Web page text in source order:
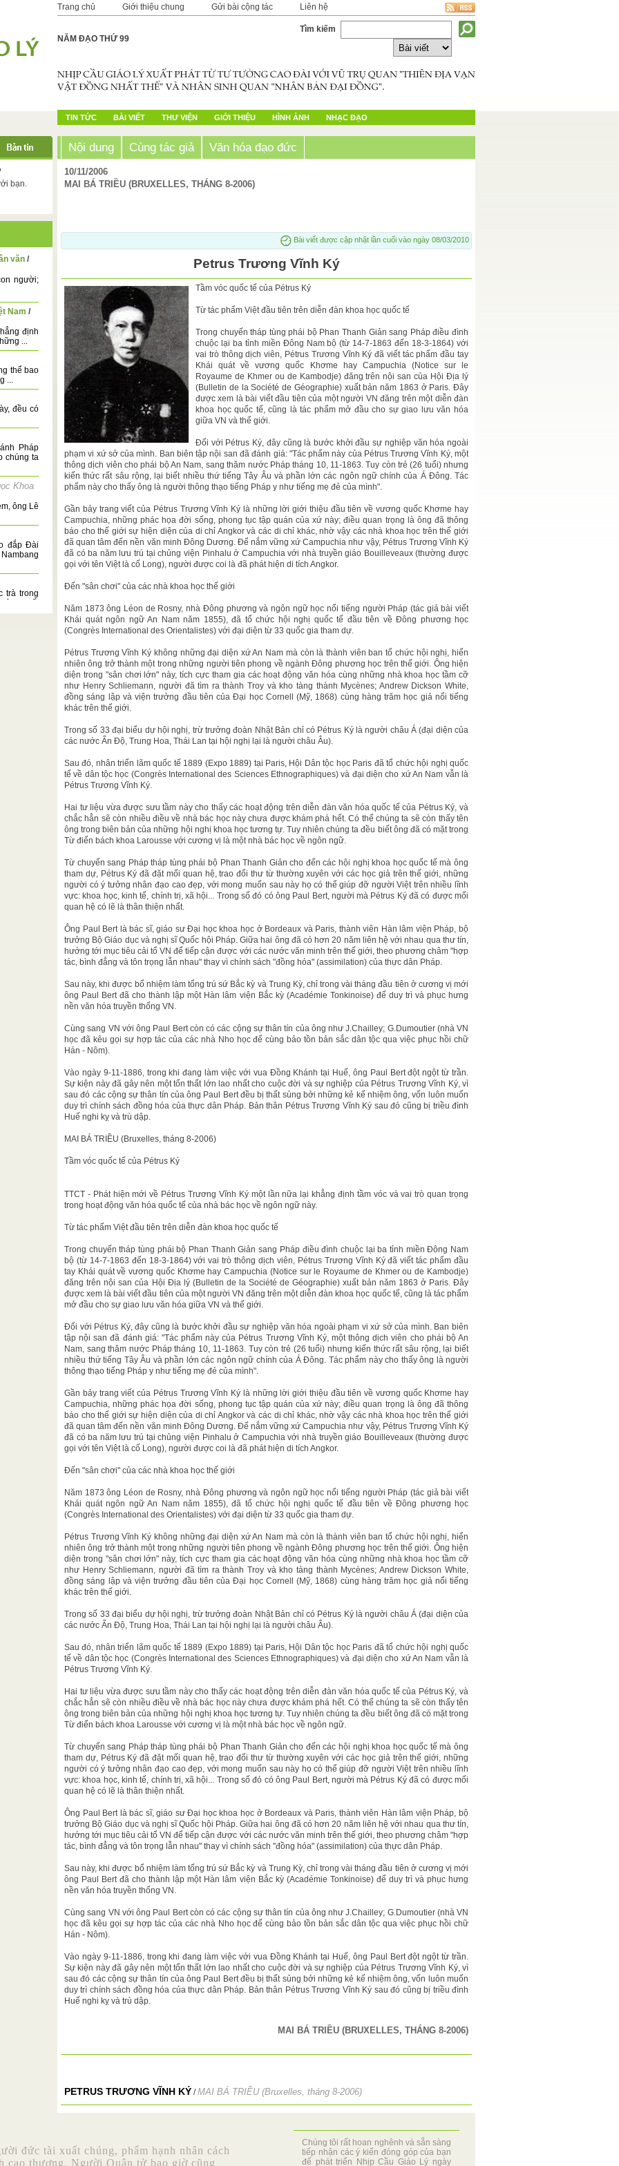
Trang chủ Giới thiệu chung Gửi bài cộng tác Liên hệ
NĂM ĐẠO THỨ 99
Tìm kiếm
TIN TỨC BÀI VIẾT THƯ VIỆN GIỚI THIỆU HÌNH ẢNH NHẠC ĐẠO
bạn.
văn /
người;
Nam /
định
...
thể bao
...
đều có
Pháp
chúng ta
Khoa
ông Lê
đắp Đài
trà trong
Nội dung Cùng tác giả Văn hóa đạo đức
10/11/2006
MAI BÁ TRIỀU (BRUXELLES, THÁNG 8-2006)
Bài viết được cập nhật lần cuối vào ngày 08/03/2010
Petrus Trương Vĩnh Ký
Tầm vóc quốc tế của Pétrus Ký
Từ tác phẩm Việt đầu tiên trên diễn đàn khoa học quốc tế
Trong chuyến tháp tùng phái bộ Phan Thanh Giản sang Pháp điều đình
chuộc lại ba tỉnh miền Đông Nam bộ (từ 14-7-1863 đến 18-3-1864) với
vai trò thông dịch viên, Pétrus Trương Vĩnh Ký đã viết tác phẩm đầu tay
Khái quát về vương quốc Khơme hay Campuchia (Notice sur le
Royaume de Khmer ou de Kambodje) đăng trên nội san của Hội Địa lý
(Bulletin de la Société de Géographie) xuất bản năm 1863 ở Paris. Đây
được xem là bài viết đầu tiên của một người VN đăng trên một diễn đàn
khoa học quốc tế, cũng là tác phẩm mở đầu cho sự giao lưu văn hóa
giữa VN và thế giới.
Đối với Pétrus Ký, đây cũng là bước khởi đầu sự nghiệp văn hóa ngoài
phạm vi xứ sở của mình. Ban biên tập nội san đã đánh giá: "Tác phẩm này của Pétrus Trương Vĩnh Ký, một
thông dịch viên cho phái bộ An Nam, sang thăm nước Pháp tháng 10, 11-1863. Tuy còn trẻ (26 tuổi) nhưng
kiến thức rất sâu rộng, lại biết nhiều thứ tiếng Tây Âu và phần lớn các ngôn ngữ chính của Á Đông. Tác
phẩm này cho thấy ông là người thông thạo tiếng Pháp y như tiếng mẹ đẻ của mình".
Gần bảy trang viết của Pétrus Trương Vĩnh Ký là những lời giới thiệu đầu tiên về vương quốc Khơme hay
Campuchia, những phác họa đời sống, phong tục tập quán của xứ này; điều quan trọng là ông đã thông
báo cho thế giới sự hiện diện của di chỉ Angkor và các di chỉ khác, nhờ vậy các nhà khoa học trên thế giới
đã quan tâm đến nền văn minh Đông Dương. Để nắm vững xứ Campuchia như vậy, Pétrus Trương Vĩnh Ký
đã có ba năm lưu trú tại chủng viện Pinhalu ở Campuchia với nhà truyền giáo Bouilleveaux (thường được
gọi với tên Việt là cố Long), người được coi là đã phát hiện di tích Angkor.
Đến "sân chơi" của các nhà khoa học thế giới
Năm 1873 ông Léon de Rosny, nhà Đông phương và ngôn ngữ học nổi tiếng người Pháp (tác giả bài viết
Khái quát ngôn ngữ An Nam năm 1855), đã tổ chức hội nghị quốc tế đầu tiên về Đông phương học
(Congrès International des Orientalistes) với đại diện từ 33 quốc gia tham dự.
Pétrus Trương Vĩnh Ký không những đại diện xứ An Nam mà còn là thành viên ban tổ chức hội nghị, hiển
nhiên ông trở thành một trong những người tiên phong về ngành Đông phương học trên thế giới. Ông hiện
diện trong "sân chơi lớn" này, tích cực tham gia các hoạt động văn hóa cùng những nhà khoa học tầm cỡ
như Henry Schliemann, người đã tìm ra thành Troy và kho tàng thành Mycènes; Andrew Dickson White,
đồng sáng lập và viện trưởng đầu tiên của Đại học Cornell (Mỹ, 1868) cùng hàng trăm học giả nổi tiếng
khác trên thế giới.
Trong số 33 đại biểu dự hội nghị, trừ trưởng đoàn Nhật Bản chỉ có Pétrus Ký là người châu Á (đại diện của
các nước Ấn Độ, Trung Hoa, Thái Lan tại hội nghị lại là người châu Âu).
Sau đó, nhân triển lãm quốc tế 1889 (Expo 1889) tại Paris, Hội Dân tộc học Paris đã tổ chức hội nghị quốc
tế về dân tộc học (Congrès International des Sciences Ethnographiques) và đại diện cho xứ An Nam vẫn là
Pétrus Trương Vĩnh Ký.
Hai tư liệu vừa được sưu tầm này cho thấy các hoạt động trên diễn đàn văn hóa quốc tế của Pétrus Ký, và
chắc hẳn sẽ còn nhiều điều về nhà bác học này chưa được khám phá hết. Có thể chúng ta sẽ còn thấy tên
ông trong biên bản của những hội nghị khoa học tương tự. Tuy nhiên chúng ta đều biết ông đã có mặt trong
Từ điển bách khoa Larousse với cương vị là một nhà bác học về ngôn ngữ.
Từ chuyến sang Pháp tháp tùng phái bộ Phan Thanh Giản cho đến các hội nghị khoa học quốc tế mà ông
tham dự, Pétrus Ký đã đặt mối quan hệ, trao đổi thư từ thường xuyên với các học giả trên thế giới, những
người có ý tưởng nhân đạo cao đẹp, với mong muốn sau này họ có thể giúp đỡ người Việt trên nhiều lĩnh
vực: khoa học, kinh tế, chính trị, xã hội... Trong số đó có ông Paul Bert, người mà Pétrus Ký đã có được mối
quan hệ có lẽ là thân thiện nhất.
Ông Paul Bert là bác sĩ, giáo sư Đại học khoa học ở Bordeaux và Paris, thành viên Hàn lâm viện Pháp, bộ
trưởng Bộ Giáo dục và nghị sĩ Quốc hội Pháp. Giữa hai ông đã có hơn 20 năm liên hệ với nhau qua thư tín,
hướng tới mục tiêu cải tổ VN để tiếp cận được với các nước văn minh trên thế giới, theo phương châm "hợp
tác, bình đẳng và tôn trọng lẫn nhau" thay vì chính sách "đồng hóa" (assimilation) của thực dân Pháp.
Sau này, khi được bổ nhiệm làm tổng trú sứ Bắc kỳ và Trung Kỳ, chỉ trong vài tháng đầu tiên ở cương vị mới
ông Paul Bert đã cho thành lập một Hàn lâm viện Bắc kỳ (Académie Tonkinoise) để duy trì và phục hưng
nền văn hóa truyền thống VN.
Cùng sang VN với ông Paul Bert còn có các cộng sự thân tín của ông như J.Chailley; G.Dumoutier (nhà VN
học đã kêu gọi sự hợp tác của các nhà Nho học để cùng bảo tồn bản sắc dân tộc qua việc phục hồi chữ
Hán - Nôm).
Vào ngày 9-11-1886, trong khi đang làm việc với vua Đồng Khánh tại Huế, ông Paul Bert đột ngột từ trần.
Sự kiện này đã gây nên một tổn thất lớn lao nhất cho cuộc đời và sự nghiệp của Pétrus Trương Vĩnh Ký, vì
sau đó các cộng sự thân tín của ông Paul Bert đều bị thất sủng bởi những kẻ kế nhiệm ông, vốn luôn muốn
duy trì chính sách đồng hóa của thực dân Pháp. Bản thân Pétrus Trương Vĩnh Ký sau đó cũng bị triều đình
Huế nghi kỵ và trù dập.
MAI BÁ TRIỀU (Bruxelles, tháng 8-2006)
Tầm vóc quốc tế của Pétrus Ký
TTCT - Phát hiện mới về Pétrus Trương Vĩnh Ký một lần nữa lại khẳng định tầm vóc và vai trò quan trọng
trong hoạt động văn hóa quốc tế của nhà bác học về ngôn ngữ này.
Từ tác phẩm Việt đầu tiên trên diễn đàn khoa học quốc tế
Trong chuyến tháp tùng phái bộ Phan Thanh Giản sang Pháp điều đình chuộc lại ba tỉnh miền Đông Nam
bộ (từ 14-7-1863 đến 18-3-1864) với vai trò thông dịch viên, Pétrus Trương Vĩnh Ký đã viết tác phẩm đầu
tay Khái quát về vương quốc Khơme hay Campuchia (Notice sur le Royaume de Khmer ou de Kambodje)
đăng trên nội san của Hội Địa lý (Bulletin de la Société de Géographie) xuất bản năm 1863 ở Paris. Đây
được xem là bài viết đầu tiên của một người VN đăng trên một diễn đàn khoa học quốc tế, cũng là tác phẩm
mở đầu cho sự giao lưu văn hóa giữa VN và thế giới.
Đối với Pétrus Ký, đây cũng là bước khởi đầu sự nghiệp văn hóa ngoài phạm vi xứ sở của mình. Ban biên
tập nội san đã đánh giá: "Tác phẩm này của Pétrus Trương Vĩnh Ký, một thông dịch viên cho phái bộ An
Nam, sang thăm nước Pháp tháng 10, 11-1863. Tuy còn trẻ (26 tuổi) nhưng kiến thức rất sâu rộng, lại biết
nhiều thứ tiếng Tây Âu và phần lớn các ngôn ngữ chính của Á Đông. Tác phẩm này cho thấy ông là người
thông thạo tiếng Pháp y như tiếng mẹ đẻ của mình".
Gần bảy trang viết của Pétrus Trương Vĩnh Ký là những lời giới thiệu đầu tiên về vương quốc Khơme hay
Campuchia, những phác họa đời sống, phong tục tập quán của xứ này; điều quan trọng là ông đã thông
báo cho thế giới sự hiện diện của di chỉ Angkor và các di chỉ khác, nhờ vậy các nhà khoa học trên thế giới
đã quan tâm đến nền văn minh Đông Dương. Để nắm vững xứ Campuchia như vậy, Pétrus Trương Vĩnh Ký
đã có ba năm lưu trú tại chủng viện Pinhalu ở Campuchia với nhà truyền giáo Bouilleveaux (thường được
gọi với tên Việt là cố Long), người được coi là đã phát hiện di tích Angkor.
Đến "sân chơi" của các nhà khoa học thế giới
Năm 1873 ông Léon de Rosny, nhà Đông phương và ngôn ngữ học nổi tiếng người Pháp (tác giả bài viết
Khái quát ngôn ngữ An Nam năm 1855), đã tổ chức hội nghị quốc tế đầu tiên về Đông phương học
(Congrès International des Orientalistes) với đại diện từ 33 quốc gia tham dự.
Pétrus Trương Vĩnh Ký không những đại diện xứ An Nam mà còn là thành viên ban tổ chức hội nghị, hiển
nhiên ông trở thành một trong những người tiên phong về ngành Đông phương học trên thế giới. Ông hiện
diện trong "sân chơi lớn" này, tích cực tham gia các hoạt động văn hóa cùng những nhà khoa học tầm cỡ
như Henry Schliemann, người đã tìm ra thành Troy và kho tàng thành Mycènes; Andrew Dickson White,
đồng sáng lập và viện trưởng đầu tiên của Đại học Cornell (Mỹ, 1868) cùng hàng trăm học giả nổi tiếng
khác trên thế giới.
Trong số 33 đại biểu dự hội nghị, trừ trưởng đoàn Nhật Bản chỉ có Pétrus Ký là người châu Á (đại diện của
các nước Ấn Độ, Trung Hoa, Thái Lan tại hội nghị lại là người châu Âu).
Sau đó, nhân triển lãm quốc tế 1889 (Expo 1889) tại Paris, Hội Dân tộc học Paris đã tổ chức hội nghị quốc
tế về dân tộc học (Congrès International des Sciences Ethnographiques) và đại diện cho xứ An Nam vẫn là
Pétrus Trương Vĩnh Ký.
Hai tư liệu vừa được sưu tầm này cho thấy các hoạt động trên diễn đàn văn hóa quốc tế của Pétrus Ký, và
chắc hẳn sẽ còn nhiều điều về nhà bác học này chưa được khám phá hết. Có thể chúng ta sẽ còn thấy tên
ông trong biên bản của những hội nghị khoa học tương tự. Tuy nhiên chúng ta đều biết ông đã có mặt trong
Từ điển bách khoa Larousse với cương vị là một nhà bác học về ngôn ngữ.
Từ chuyến sang Pháp tháp tùng phái bộ Phan Thanh Giản cho đến các hội nghị khoa học quốc tế mà ông
tham dự, Pétrus Ký đã đặt mối quan hệ, trao đổi thư từ thường xuyên với các học giả trên thế giới, những
người có ý tưởng nhân đạo cao đẹp, với mong muốn sau này họ có thể giúp đỡ người Việt trên nhiều lĩnh
vực: khoa học, kinh tế, chính trị, xã hội... Trong số đó có ông Paul Bert, người mà Pétrus Ký đã có được mối
quan hệ có lẽ là thân thiện nhất.
Ông Paul Bert là bác sĩ, giáo sư Đại học khoa học ở Bordeaux và Paris, thành viên Hàn lâm viện Pháp, bộ
trưởng Bộ Giáo dục và nghị sĩ Quốc hội Pháp. Giữa hai ông đã có hơn 20 năm liên hệ với nhau qua thư tín,
hướng tới mục tiêu cải tổ VN để tiếp cận được với các nước văn minh trên thế giới, theo phương châm "hợp
tác, bình đẳng và tôn trọng lẫn nhau" thay vì chính sách "đồng hóa" (assimilation) của thực dân Pháp.
Sau này, khi được bổ nhiệm làm tổng trú sứ Bắc kỳ và Trung Kỳ, chỉ trong vài tháng đầu tiên ở cương vị mới
ông Paul Bert đã cho thành lập một Hàn lâm viện Bắc kỳ (Académie Tonkinoise) để duy trì và phục hưng
nền văn hóa truyền thống VN.
Cùng sang VN với ông Paul Bert còn có các cộng sự thân tín của ông như J.Chailley; G.Dumoutier (nhà VN
học đã kêu gọi sự hợp tác của các nhà Nho học để cùng bảo tồn bản sắc dân tộc qua việc phục hồi chữ
Hán - Nôm).
Vào ngày 9-11-1886, trong khi đang làm việc với vua Đồng Khánh tại Huế, ông Paul Bert đột ngột từ trần.
Sự kiện này đã gây nên một tổn thất lớn lao nhất cho cuộc đời và sự nghiệp của Pétrus Trương Vĩnh Ký, vì
sau đó các cộng sự thân tín của ông Paul Bert đều bị thất sủng bởi những kẻ kế nhiệm ông, vốn luôn muốn
duy trì chính sách đồng hóa của thực dân Pháp. Bản thân Pétrus Trương Vĩnh Ký sau đó cũng bị triều đình
Huế nghi kỵ và trù dập.
MAI BÁ TRIỀU (BRUXELLES, THÁNG 8-2006)
PETRUS TRƯƠNG VĨNH KÝ /MAI BÁ TRIỀU (Bruxelles, tháng 8-2006)
đức tài xuất chúng, phẩm hạnh nhân cách
cao thượng. Người Quân tử bao giờ cũng
Chúng tôi rất hoan nghênh và sẵn sàng
tiếp nhận các ý kiến đóng góp của bạn
để phát triển Nhịp Cầu Giáo Lý ngày